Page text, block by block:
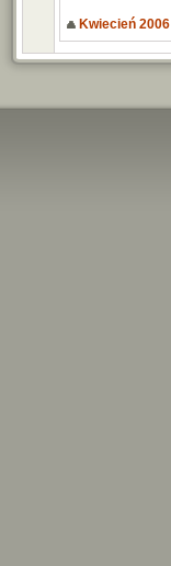
Kwiecień 2006